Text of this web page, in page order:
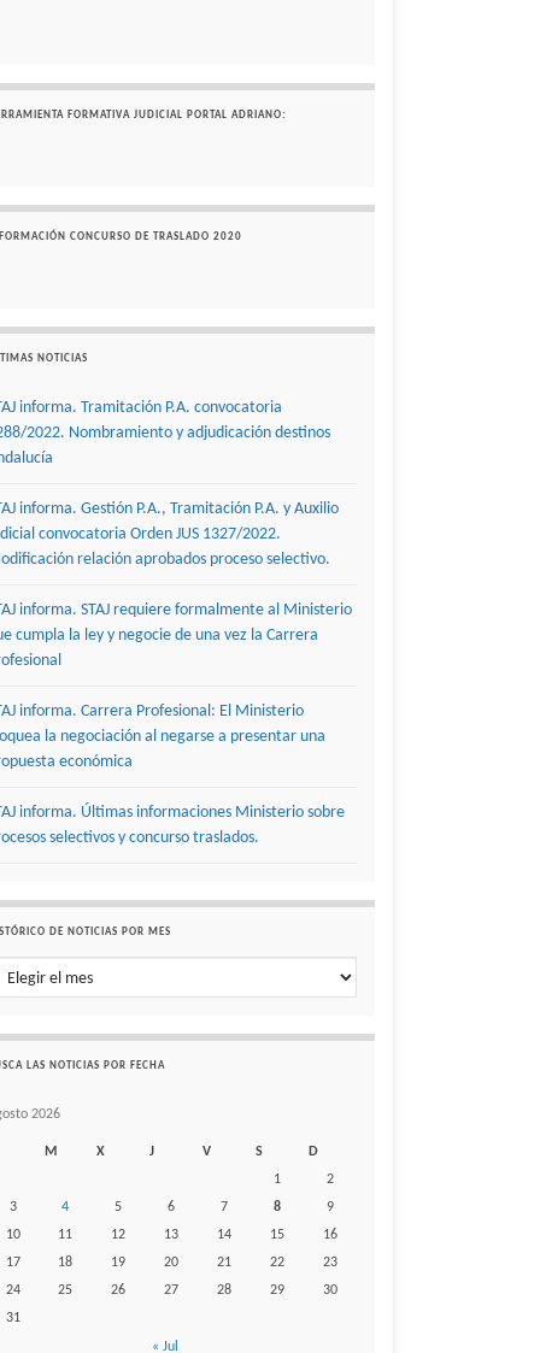
FORMATIVA JUDICIAL PORTAL ADRIANO:
CONCURSO DE TRASLADO 2020
NOTICIAS
informa. Tramitación P.A. convocatoria
2022. Nombramiento y adjudicación destinos
informa. Gestión P.A., Tramitación P.A. y Auxilio
convocatoria Orden JUS 1327/2022.
relación aprobados proceso selectivo.
informa. STAJ requiere formalmente al Ministerio
cumpla la ley y negocie de una vez la Carrera
informa. Carrera Profesional: El Ministerio
la negociación al negarse a presentar una
económica
informa. Últimas informaciones Ministerio sobre
selectivos y concurso traslados.
DE NOTICIAS POR MES
de noticias por mes
LAS NOTICIAS POR FECHA
2026
M X J V S
D
1
2
3
4 5 6 7 8
9
10
11 12 13 14 15
16
17
18 19 20 21 22
23
24
25 26 27 28 29
30
31
« Jul